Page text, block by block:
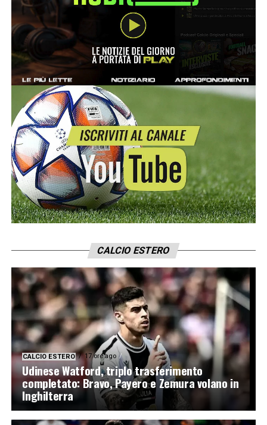
CALCIO ESTERO
CALCIO ESTERO 17 ore ago
Udinese Watford, triplo trasferimento
completato: Bravo, Payero e Zemura volano in
Inghilterra